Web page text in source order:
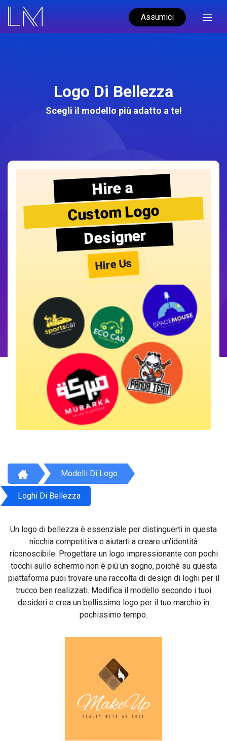
Assumici
Logo Di Bellezza
Scegli il modello più adatto a te!
Hire a
Custom Logo
Designer
Hire Us
Modelli Di Logo
Loghi Di Bellezza
Un logo di bellezza è essenziale per distinguerti in questa
nicchia competitiva e aiutarti a creare un'identità
riconoscibile. Progettare un logo impressionante con pochi
tocchi sullo schermo non è più un sogno, poiché su questa
piattaforma puoi trovare una raccolta di design di loghi per il
trucco ben realizzati. Modifica il modello secondo i tuoi
desideri e crea un bellissimo logo per il tuo marchio in
pochissimo tempo.